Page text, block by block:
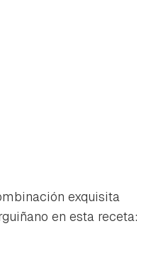
exquisita
en esta receta: